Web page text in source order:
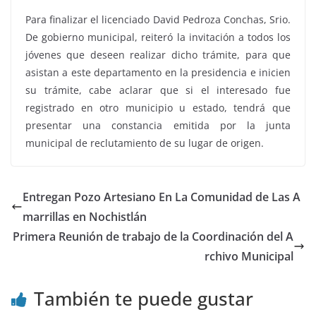
Para finalizar el licenciado David Pedroza Conchas, Srio.
De gobierno municipal, reiteró la invitación a todos los
jóvenes que deseen realizar dicho trámite, para que
asistan a este departamento en la presidencia e inicien
su trámite, cabe aclarar que si el interesado fue
registrado en otro municipio u estado, tendrá que
presentar una constancia emitida por la junta
municipal de reclutamiento de su lugar de origen.
Entregan Pozo Artesiano En La Comunidad de Las A
marrillas en Nochistlán
Primera Reunión de trabajo de la Coordinación del A
rchivo Municipal
También te puede gustar